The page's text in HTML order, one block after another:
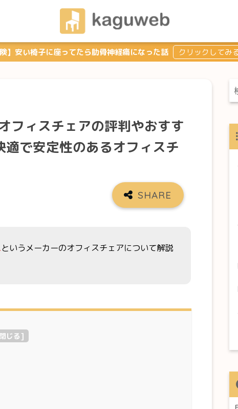
】安い椅子に座ってたら肋骨神経痛になった話
フィスチェアの評判やおすす
で安定性のあるオフィスチ
というメーカーのオフィスチェアについて解説
じる]